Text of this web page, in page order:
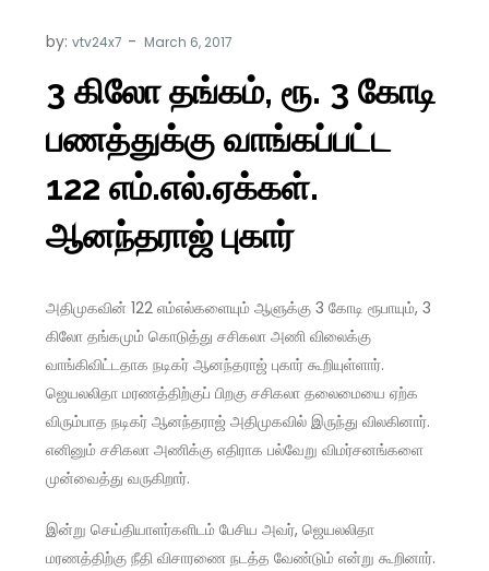
by:vtv24x7
3 கிலோ தங்கம், ரூ. 3 கோடி
பணத்துக்கு வாங்கப்பட்ட
122 எம்.எல்.ஏக்கள்.
ஆனந்தராஜ் புகார்
அதிமுகவின் 122 எம்எல்களையும் ஆளுக்கு 3 கோடி ரூபாயும், 3
கிலோ தங்கமும் கொடுத்து சசிகலா அணி விலைக்கு
வாங்கிவிட்டதாக நடிகர் ஆனந்தராஜ் புகார் கூறியுள்ளார்.
ஜெயலலிதா மரணத்திற்குப் பிறகு சசிகலா தலைமையை ஏற்க
விரும்பாத நடிகர் ஆனந்தராஜ் அதிமுகவில் இருந்து விலகினார்.
எனினும் சசிகலா அணிக்கு எதிராக பல்வேறு விமர்சனங்களை
முன்வைத்து வருகிறார்.
இன்று செய்தியாளர்களிடம் பேசிய அவர், ஜெயலலிதா
மரணத்திற்கு நீதி விசாரணை நடத்த வேண்டும் என்று கூறினார்.